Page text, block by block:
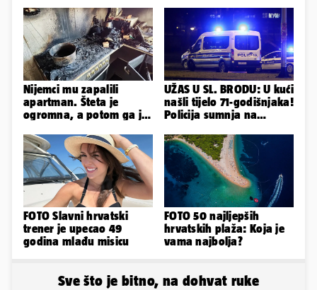
Nijemci mu zapalili
apartman. Šteta je
ogromna, a potom ga je
Bookinga
UŽAS U SL. BRODU: U kući
našli tijelo 71-godišnjaka!
Policija sumnja na
FOTO Slavni hrvatski
trener je upecao 49
godina mlađu misicu
FOTO 50 najljepših
hrvatskih plaža: Koja je
vama najbolja?
Sve što je bitno, na dohvat ruke